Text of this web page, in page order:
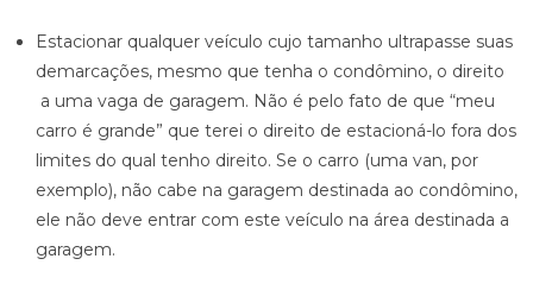
Estacionar qualquer veículo cujo tamanho ultrapasse suas
demarcações, mesmo que tenha o condômino, o direito
a uma vaga de garagem. Não é pelo fato de que “meu
carro é grande” que terei o direito de estacioná-lo fora dos
limites do qual tenho direito. Se o carro (uma van, por
exemplo), não cabe na garagem destinada ao condômino,
ele não deve entrar com este veículo na área destinada a
garagem.